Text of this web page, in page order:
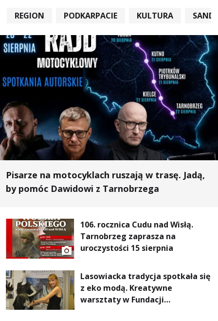
REGION PODKARPACIE KULTURA
Pisarze na motocyklach ruszają w trasę. Jadą,
by pomóc Dawidowi z Tarnobrzega
106. rocznica Cudu nad Wisłą.
Tarnobrzeg zaprasza na
uroczystości 15 sierpnia
Lasowiacka tradycja spotkała się
z eko modą. Kreatywne
warsztaty w Fundacji